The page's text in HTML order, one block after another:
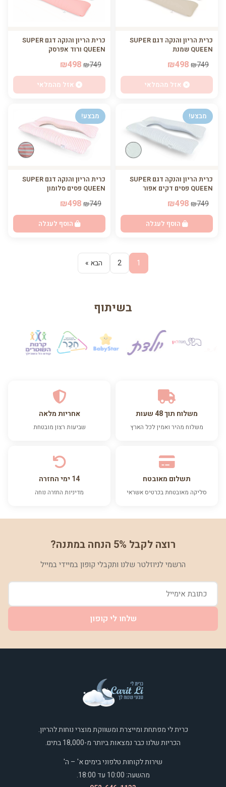
כרית הריון והנקה דגם SUPER
QUEEN שמנת
₪749
אזל מהמלאי
כרית הריון והנקה דגם SUPER
QUEEN ורוד אפרסק
₪749
אזל מהמלאי
מבצע!
כרית הריון והנקה דגם SUPER
QUEEN פסים דקים אפור
₪749
הוסף לעגלה
מבצע!
כרית הריון והנקה דגם SUPER
QUEEN פסים סלומון
₪749
הוסף לעגלה
1
2 הבא »
בשיתוף
משלוח תוך 48 שעות
משלוח מהיר ואמין לכל הארץ
אחריות מלאה
שביעות רצון מובטחת
תשלום מאובטח
סליקה מאובטחת בכרטיס אשראי
14 ימי החזרה
מדיניות החזרה נוחה
רוצה לקבל 5% הנחה במתנה?
הרשמי לניוזלטר שלנו ותקבלי קופון במיידי במייל
שלחו לי קופון
כרית לי מפתחת ומייצרת ומשווקת מוצרי נוחות להריון.
הכריות שלנו כבר נמצאות ביותר מ-18,000 בתים.
שירות לקוחות טלפוני בימים א' – ה'
מהשעה: 10:00 עד 18:00.